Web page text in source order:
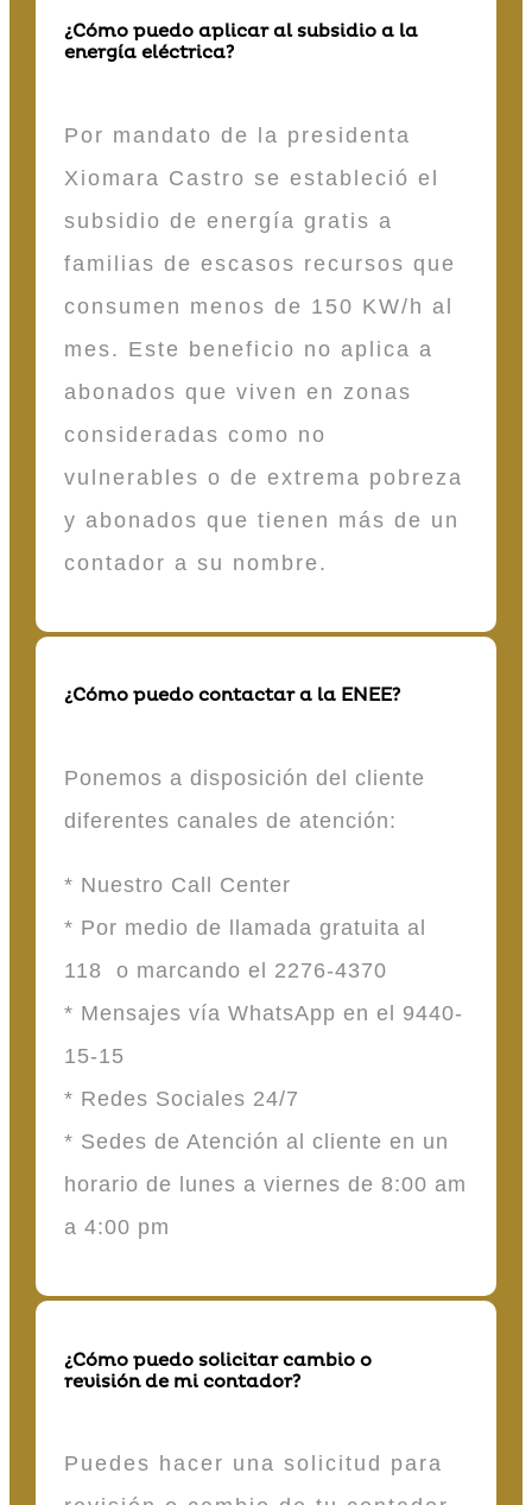
¿Cómo puedo aplicar al subsidio a la
energía eléctrica?
Por mandato de la presidenta
Xiomara Castro se estableció el
subsidio de energía gratis a
familias de escasos recursos que
consumen menos de 150 KW/h al
mes. Este beneficio no aplica a
abonados que viven en zonas
consideradas como no
vulnerables o de extrema pobreza
y abonados que tienen más de un
contador a su nombre.
¿Cómo puedo contactar a la ENEE?
Ponemos a disposición del cliente
diferentes canales de atención:
* Nuestro Call Center
* Por medio de llamada gratuita al
118 o marcando el 2276-4370
* Mensajes vía WhatsApp en el 9440-
15-15
* Redes Sociales 24/7
* Sedes de Atención al cliente en un
horario de lunes a viernes de 8:00 am
a 4:00 pm
¿Cómo puedo solicitar cambio o
revisión de mi contador?
Puedes hacer una solicitud para